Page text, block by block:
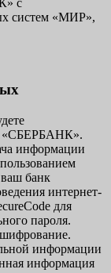
с
систем «МИР»,
«СБЕРБАНК».
информации
банк
интернет-
для
пароля.
информации
информация